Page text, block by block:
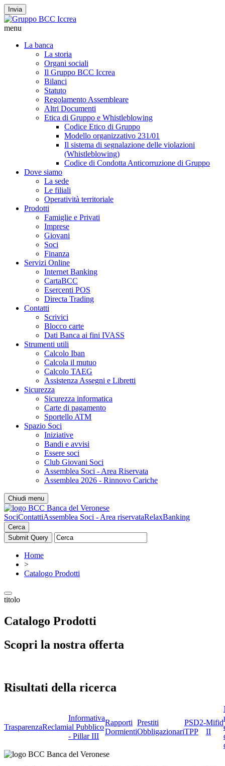
Invia
menu
La banca
La storia
Organi sociali
Il Gruppo BCC Iccrea
Bilanci
Statuto
Regolamento Assembleare
Altri Documenti
Etica di Gruppo e Whistleblowing
Codice Etico di Gruppo
Modello organizzativo 231/01
Il sistema di segnalazione delle violazioni
(Whistleblowing)
Codice di Condotta Anticorruzione di Gruppo
Dove siamo
La sede
Le filiali
Operatività territoriale
Prodotti
Famiglie e Privati
Imprese
Giovani
Soci
Finanza
Servizi Online
Internet Banking
CartaBCC
Esercenti POS
Directa Trading
Contatti
Scrivici
Blocco carte
Dati Banca ai fini IVASS
Strumenti utili
Calcolo Iban
Calcola il mutuo
Calcolo TAEG
Assistenza Assegni e Libretti
Sicurezza
Sicurezza informatica
Carte di pagamento
Sportello ATM
Spazio Soci
Iniziative
Bandi e avvisi
Essere soci
Club Giovani Soci
Assemblea Soci - Area Riservata
Assemblea 2026 - Rinnovo Cariche
Chiudi menu
SociContattiAssemblea Soci - Area riservataRelaxBanking
Cerca
Home
>
Catalogo Prodotti
titolo
Catalogo Prodotti
Scopri la nostra offerta
Risultati della ricerca
TrasparenzaReclami
Informativa
al Pubblico
- Pillar III
Rapporti
Dormienti
Prestiti
Obbligazionari
PSD2-
TPP
Mifid
II